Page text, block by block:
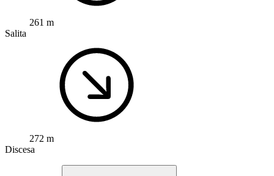
261 m
Salita
272 m
Discesa